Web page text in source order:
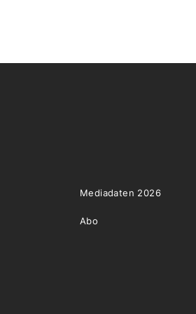
Mediadaten 2026
Abo